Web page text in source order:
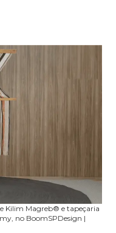
Kilim Magreb® e tapeçaria
no BoomSPDesign |